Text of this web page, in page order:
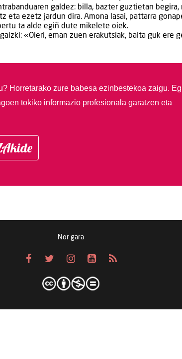
galdez: billa, bazter guztietan begira,
eta ezetz jardun dira. Amona lasai, pattarra
ta alde egiñ dute mikelete oiek.
«Oieri, eman zuen erakutsiak, baita guk ere
Horretarako zure babesa ezinbestekoa zaigu.
tokiko informazio profesionala garatzen eta
Nor gara